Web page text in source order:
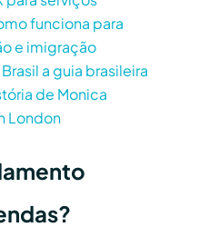
funciona para
e imigração
a guia brasileira
de Monica
London